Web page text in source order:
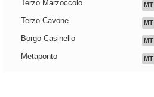
Terzo Marzoccolo MT
Terzo Cavone MT
Borgo Casinello MT
Metaponto MT